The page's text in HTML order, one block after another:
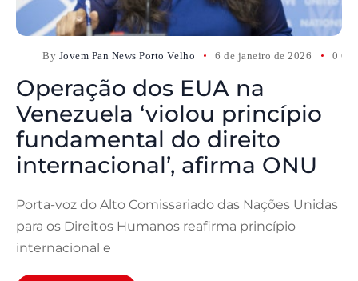
By Jovem Pan News Porto Velho 6 de janeiro de 2026 0
Operação dos EUA na
Venezuela ‘violou princípio
fundamental do direito
internacional’, afirma ONU
Porta-voz do Alto Comissariado das Nações Unidas
para os Direitos Humanos reafirma princípio
internacional e